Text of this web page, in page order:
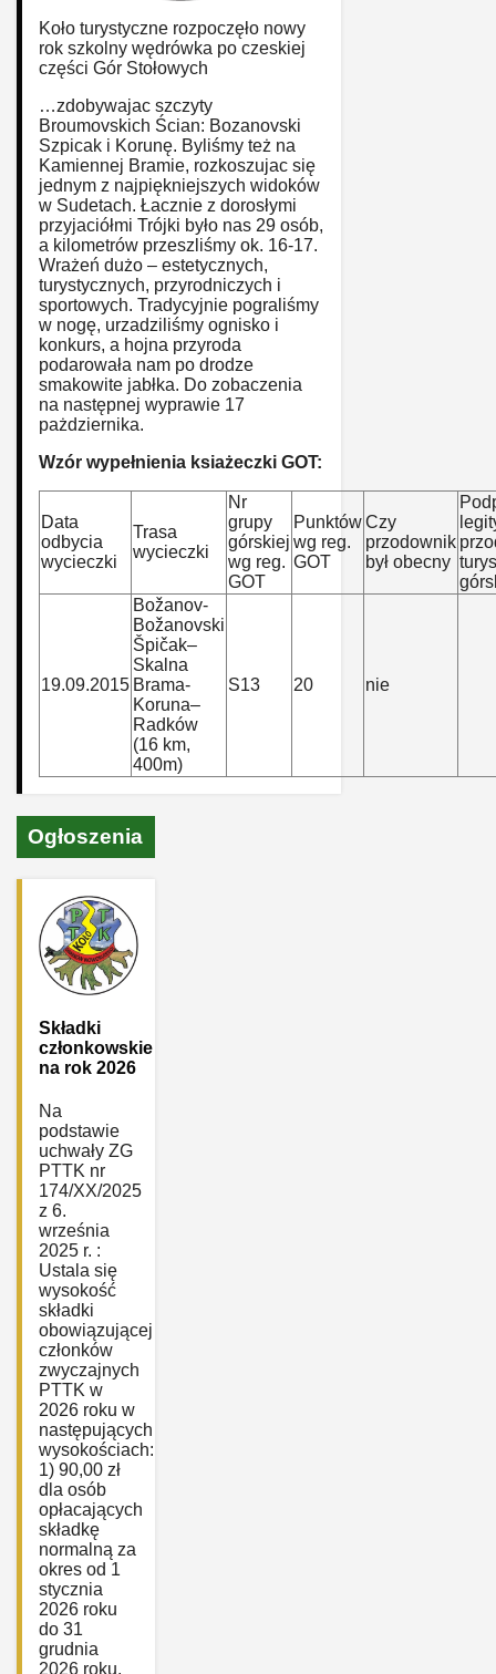
Koło turystyczne rozpoczęło nowy
rok szkolny wędrówka po czeskiej
części Gór Stołowych
…zdobywajac szczyty
Broumovskich Ścian: Bozanovski
Szpicak i Korunę. Byliśmy też na
Kamiennej Bramie, rozkoszujac się
jednym z najpiękniejszych widoków
w Sudetach. Łacznie z dorosłymi
przyjaciółmi Trójki było nas 29 osób,
a kilometrów przeszliśmy ok. 16-17.
Wrażeń dużo – estetycznych,
turystycznych, przyrodniczych i
sportowych. Tradycyjnie pograliśmy
w nogę, urzadziliśmy ognisko i
konkurs, a hojna przyroda
podarowała nam po drodze
smakowite jabłka. Do zobaczenia
na następnej wyprawie 17
pażdziernika.
Wzór wypełnienia ksiażeczki GOT:
Data
odbycia
wycieczki
Trasa
wycieczki
Nr
grupy
górskiej
wg reg.
GOT
Punktów
wg reg.
GOT
Czy
przodownik
był obecny
19.09.2015
Božanov-
Božanovski
Špičak–
Skalna
Brama-
Koruna–
Radków
(16 km,
400m)
S13 20 nie
Ogłoszenia
Składki
członkowskie
na rok 2026
Na
podstawie
uchwały ZG
PTTK nr
174/XX/2025
z 6.
września
2025 r. :
Ustala się
wysokość
składki
obowiązującej
członków
zwyczajnych
PTTK w
2026 roku w
następujących
wysokościach:
1) 90,00 zł
dla osób
opłacających
składkę
normalną za
okres od 1
stycznia
2026 roku
do 31
grudnia
2026 roku,